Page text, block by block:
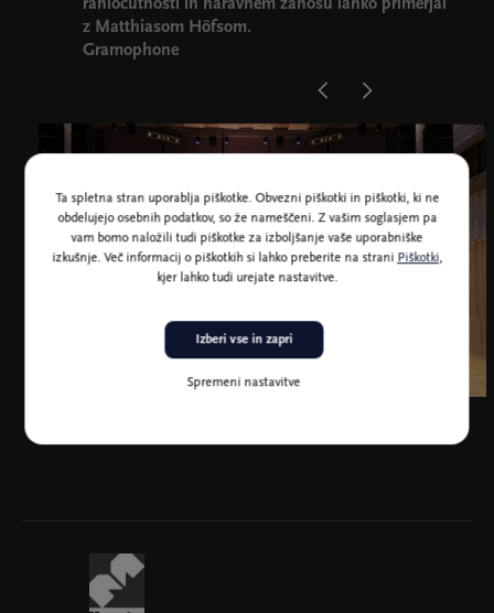
rahločutnosti in naravnem zanosu lahko primerjal
z Matthiasom Höfsom.
Gramophone
Ta spletna stran uporablja piškotke. Obvezni piškotki in piškotki, ki ne
obdelujejo osebnih podatkov, so že nameščeni. Z vašim soglasjem pa
vam bomo naložili tudi piškotke za izboljšanje vaše uporabniške
izkušnje. Več informacij o piškotkih si lahko preberite na strani Piškotki,
kjer lahko tudi urejate nastavitve.
Spremeni nastavitve
Izberi vse in zapri